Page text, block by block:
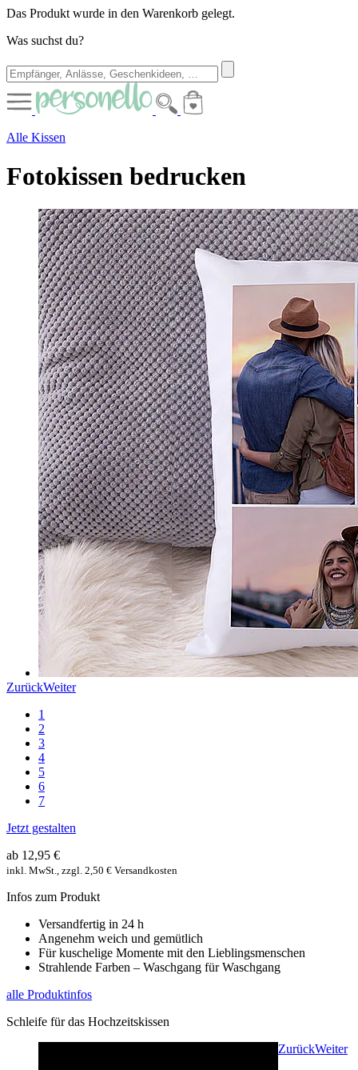
Das Produkt wurde in den Warenkorb gelegt.
Was suchst du?
Alle Kissen
Fotokissen bedrucken
ZurückWeiter
1
2
3
4
5
6
7
Jetzt gestalten
ab 12,95 €
inkl. MwSt., zzgl. 2,50 € Versandkosten
Infos zum Produkt
Versandfertig in 24 h
Angenehm weich und gemütlich
Für kuschelige Momente mit den Lieblingsmenschen
Strahlende Farben – Waschgang für Waschgang
alle Produktinfos
Schleife für das Hochzeitskissen
ZurückWeiter